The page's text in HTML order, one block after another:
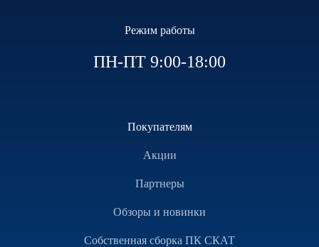
Режим работы
ПН-ПТ 9:00-18:00
Покупателям
Акции
Партнеры
Обзоры и новинки
Собственная сборка ПК СКАТ